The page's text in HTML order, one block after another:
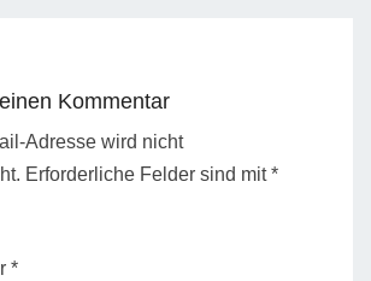
Kommentar
Adresse wird nicht
Erforderliche Felder sind mit*
*